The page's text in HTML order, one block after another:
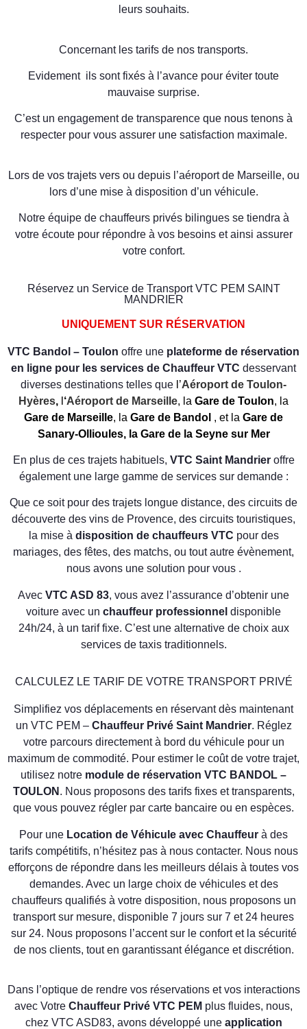
leurs souhaits.
Concernant les tarifs de nos transports.
Evidement ils sont fixés à l’avance pour éviter toute
mauvaise surprise.
C’est un engagement de transparence que nous tenons à
respecter pour vous assurer une satisfaction maximale.
Lors de vos trajets vers ou depuis l’aéroport de Marseille, ou
lors d’une mise à disposition d’un véhicule.
Notre équipe de chauffeurs privés bilingues se tiendra à
votre écoute pour répondre à vos besoins et ainsi assurer
votre confort.
Réservez un Service de Transport VTC PEM SAINT
MANDRIER
UNIQUEMENT SUR RÉSERVATION
VTC Bandol – Toulon offre une plateforme de réservation
en ligne pour les services de Chauffeur VTC desservant
diverses destinations telles que l’Aéroport de Toulon-
Hyères, ‘Aéroport de Marseille, la Gare de Toulon, la
Gare de Marseille, la Gare de Bandol , et la Gare de
Sanary-Ollioules, la Gare de la Seyne sur Mer
En plus de ces trajets habituels, VTC Saint Mandrieroffre
également une large gamme de services sur demande :
Que ce soit pour des trajets longue distance, des circuits de
découverte des vins de Provence, des circuits touristiques,
la mise à disposition de chauffeurs VTC pour des
mariages, des fêtes, des matchs, ou tout autre évènement,
nous avons une solution pour vous .
Avec VTC ASD 83, vous avez l’assurance d’obtenir une
voiture avec un chauffeur professionnel disponible
24h/24, à un tarif fixe. C’est une alternative de choix aux
services de taxis traditionnels.
CALCULEZ LE TARIF DE VOTRE TRANSPORT PRIVÉ
Simplifiez vos déplacements en réservant dès maintenant
un VTC PEM –Chauffeur Privé Saint Mandrier. Réglez
votre parcours directement à bord du véhicule pour un
maximum de commodité. Pour estimer le coût de votre trajet,
utilisez notre module de réservation VTC BANDOL –
TOULON . Nous proposons des tarifs fixes et transparents,
que vous pouvez régler par carte bancaire ou en espèces.
Pour une Location de Véhicule avec Chauffeur à des
tarifs compétitifs, n’hésitez pas à nous contacter. Nous nous
efforçons de répondre dans les meilleurs délais à toutes vos
demandes. Avec un large choix de véhicules et des
chauffeurs qualifiés à votre disposition, nous proposons un
transport sur mesure, disponible 7 jours sur 7 et 24 heures
sur 24. Nous proposons l’accent sur le confort et la sécurité
de nos clients, tout en garantissant élégance et discrétion.
Dans l’optique de rendre vos réservations et vos interactions
avec Votre Chauffeur Privé VTC PEM plus fluides, nous,
chez VTC ASD83, avons développé une application